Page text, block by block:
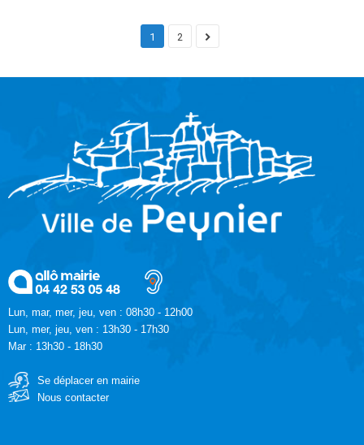
1 2
Lun, mar, mer, jeu, ven : 08h30 - 12h00
Lun, mer, jeu, ven : 13h30 - 17h30
Mar : 13h30 - 18h30
Se déplacer en mairie
Nous contacter